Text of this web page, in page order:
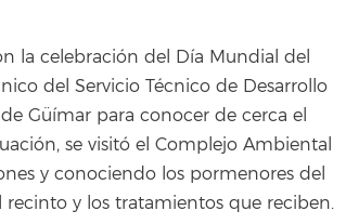
la celebración del Día Mundial del
del Servicio Técnico de Desarrollo
Güímar para conocer de cerca el
se visitó el Complejo Ambiental
y conociendo los pormenores del
recinto y los tratamientos que reciben.